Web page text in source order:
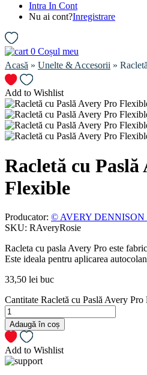
Intra In Cont
Nu ai cont?Inregistrare
0 Coșul meu
Acasă » Unelte & Accesorii »
Add to Wishlist
Racletă cu Paslă
Flexible
Producator: © AVERY DENNISON
SKU: RAveryRosie
Racleta cu pasla Avery Pro este
Este ideala pentru aplicarea
33,50 lei buc
Cantitate Racletă cu Paslă Avery Pro
Adaugă în coș
Add to Wishlist